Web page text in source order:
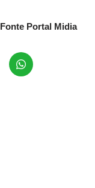
Fonte Portal Midia